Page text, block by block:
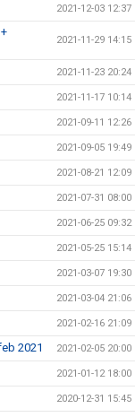
2021-12-03 12:37
2021-11-29 14:15
2021-11-23 20:24
2021-11-17 10:14
2021-09-11 12:26
2021-09-05 19:49
2021-08-21 12:09
2021-07-31 08:00
2021-06-25 09:32
2021-05-25 15:14
2021-03-07 19:30
2021-03-04 21:06
2021-02-16 21:09
2021 2021-02-05 20:00
2021-01-12 18:00
2020-12-31 15:45